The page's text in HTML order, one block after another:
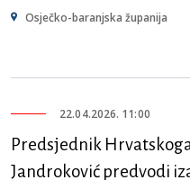
Osječko-baranjska županija
22.04.2026. 11:00
Predsjednik
Jandroković predvodi